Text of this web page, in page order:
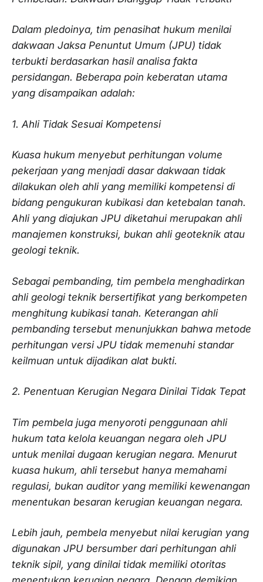
Dalam pledoinya, tim penasihat hukum menilai
dakwaan Jaksa Penuntut Umum (JPU) tidak
terbukti berdasarkan hasil analisa fakta
persidangan. Beberapa poin keberatan utama
yang disampaikan adalah:
1. Ahli Tidak Sesuai Kompetensi
Kuasa hukum menyebut perhitungan volume
pekerjaan yang menjadi dasar dakwaan tidak
dilakukan oleh ahli yang memiliki kompetensi di
bidang pengukuran kubikasi dan ketebalan tanah.
Ahli yang diajukan JPU diketahui merupakan ahli
manajemen konstruksi, bukan ahli geoteknik atau
geologi teknik.
Sebagai pembanding, tim pembela menghadirkan
ahli geologi teknik bersertifikat yang berkompeten
menghitung kubikasi tanah. Keterangan ahli
pembanding tersebut menunjukkan bahwa metode
perhitungan versi JPU tidak memenuhi standar
keilmuan untuk dijadikan alat bukti.
2. Penentuan Kerugian Negara Dinilai Tidak Tepat
Tim pembela juga menyoroti penggunaan ahli
hukum tata kelola keuangan negara oleh JPU
untuk menilai dugaan kerugian negara. Menurut
kuasa hukum, ahli tersebut hanya memahami
regulasi, bukan auditor yang memiliki kewenangan
menentukan besaran kerugian keuangan negara.
Lebih jauh, pembela menyebut nilai kerugian yang
digunakan JPU bersumber dari perhitungan ahli
teknik sipil, yang dinilai tidak memiliki otoritas